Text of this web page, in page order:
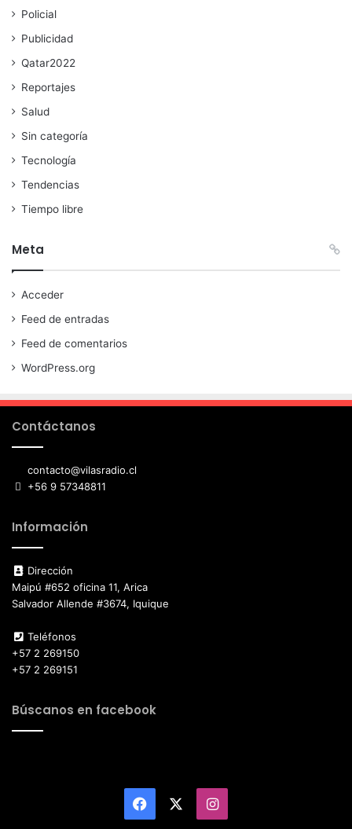
Policial
Publicidad
Qatar2022
Reportajes
Salud
Sin categoría
Tecnología
Tendencias
Tiempo libre
Meta
Acceder
Feed de entradas
Feed de comentarios
WordPress.org
Contáctanos
contacto@vilasradio.cl
+56 9 57348811
Información
Dirección
Maipú #652 oficina 11, Arica
Salvador Allende #3674, Iquique
Teléfonos
+57 2 269150
+57 2 269151
Búscanos en facebook
Facebook Instagram